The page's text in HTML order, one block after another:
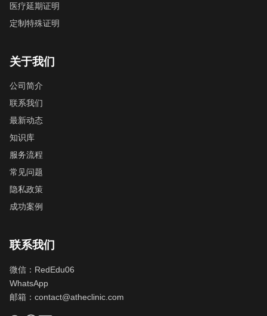
医疗延期证明
定制特殊证明
关于我们
公司简介
联系我们
最新动态
知识库
服务流程
常见问题
隐私政策
成功案例
联系我们
微信：RedEdu06
WhatsApp
邮箱： contact@atheclinic.com